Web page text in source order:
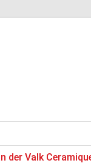
der Valk